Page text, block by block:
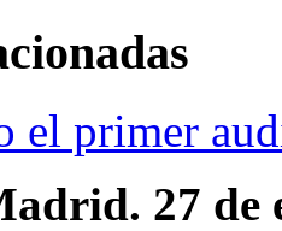
el primer
27 de